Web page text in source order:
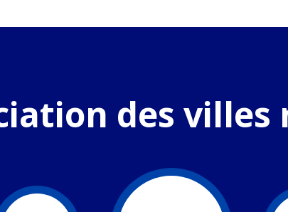
des villes